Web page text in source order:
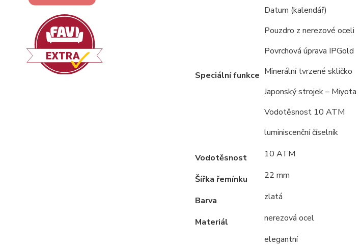
Speciální funkce
Datum (kalendář)
Pouzdro z nerezové oceli
Povrchová úprava IPGold
Minerální tvrzené sklíčko
Japonský strojek – Miyota
Vodotěsnost 10 ATM
luminiscenční číselník
Vodotěsnost 10 ATM
Šířka řemínku 22 mm
Barva zlatá
Materiál nerezová ocel
elegantní